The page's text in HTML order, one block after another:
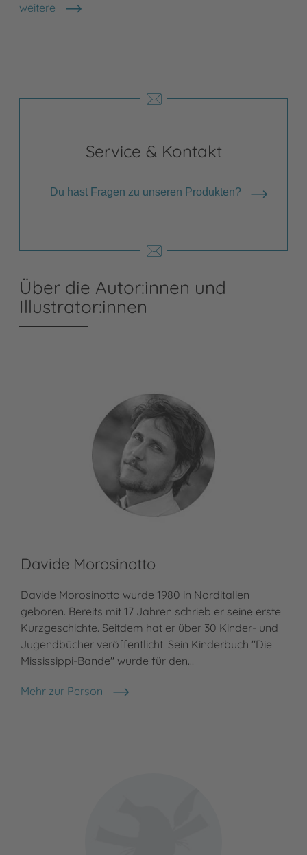
weitere
Shops anzeigen
Service & Kontakt
Du hast Fragen zu unseren Produkten?
Über die Autor:innen und
Illustrator:innen
Davide Morosinotto
Davide Morosinotto wurde 1980 in Norditalien
geboren. Bereits mit 17 Jahren schrieb er seine erste
Kurzgeschichte. Seitdem hat er über 30 Kinder- und
Jugendbücher veröffentlicht. Sein Kinderbuch "Die
Mississippi-Bande" wurde für den…
Mehr zur Person
Davide Morosinotto